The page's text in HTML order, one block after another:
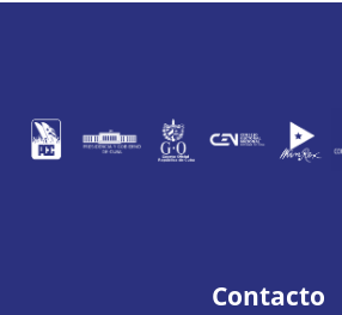
Contacto